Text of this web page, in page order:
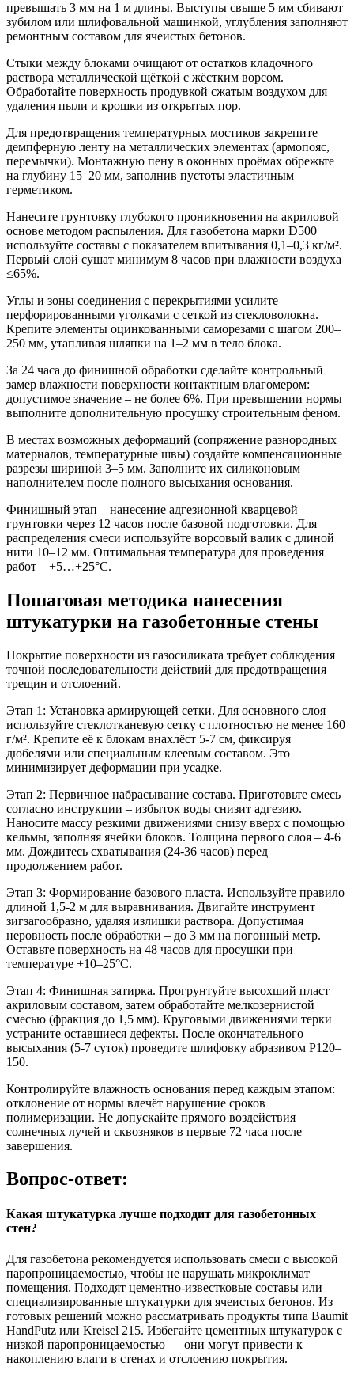
превышать 3 мм на 1 м длины. Выступы свыше 5 мм сбивают
зубилом или шлифовальной машинкой, углубления заполняют
ремонтным составом для ячеистых бетонов.
Стыки между блоками очищают от остатков кладочного
раствора металлической щёткой с жёстким ворсом.
Обработайте поверхность продувкой сжатым воздухом для
удаления пыли и крошки из открытых пор.
Для предотвращения температурных мостиков закрепите
демпферную ленту на металлических элементах (армопояс,
перемычки). Монтажную пену в оконных проёмах обрежьте
на глубину 15–20 мм, заполнив пустоты эластичным
герметиком.
Нанесите грунтовку глубокого проникновения на акриловой
основе методом распыления. Для газобетона марки D500
используйте составы с показателем впитывания 0,1–0,3 кг/м².
Первый слой сушат минимум 8 часов при влажности воздуха
≤65%.
Углы и зоны соединения с перекрытиями усилите
перфорированными уголками с сеткой из стекловолокна.
Крепите элементы оцинкованными саморезами с шагом 200–
250 мм, утапливая шляпки на 1–2 мм в тело блока.
За 24 часа до финишной обработки сделайте контрольный
замер влажности поверхности контактным влагомером:
допустимое значение – не более 6%. При превышении нормы
выполните дополнительную просушку строительным феном.
В местах возможных деформаций (сопряжение разнородных
материалов, температурные швы) создайте компенсационные
разрезы шириной 3–5 мм. Заполните их силиконовым
наполнителем после полного высыхания основания.
Финишный этап – нанесение адгезионной кварцевой
грунтовки через 12 часов после базовой подготовки. Для
распределения смеси используйте ворсовый валик с длиной
нити 10–12 мм. Оптимальная температура для проведения
работ – +5…+25°C.
Пошаговая методика нанесения
штукатурки на газобетонные стены
Покрытие поверхности из газосиликата требует соблюдения
точной последовательности действий для предотвращения
трещин и отслоений.
Этап 1: Установка армирующей сетки. Для основного слоя
используйте стеклотканевую сетку с плотностью не менее 160
г/м². Крепите её к блокам внахлёст 5-7 см, фиксируя
дюбелями или специальным клеевым составом. Это
минимизирует деформации при усадке.
Этап 2: Первичное набрасывание состава. Приготовьте смесь
согласно инструкции – избыток воды снизит адгезию.
Наносите массу резкими движениями снизу вверх с помощью
кельмы, заполняя ячейки блоков. Толщина первого слоя – 4-6
мм. Дождитесь схватывания (24-36 часов) перед
продолжением работ.
Этап 3: Формирование базового пласта. Используйте правило
длиной 1,5-2 м для выравнивания. Двигайте инструмент
зигзагообразно, удаляя излишки раствора. Допустимая
неровность после обработки – до 3 мм на погонный метр.
Оставьте поверхность на 48 часов для просушки при
температуре +10–25°C.
Этап 4: Финишная затирка. Прогрунтуйте высохший пласт
акриловым составом, затем обработайте мелкозернистой
смесью (фракция до 1,5 мм). Круговыми движениями терки
устраните оставшиеся дефекты. После окончательного
высыхания (5-7 суток) проведите шлифовку абразивом Р120–
150.
Контролируйте влажность основания перед каждым этапом:
отклонение от нормы влечёт нарушение сроков
полимеризации. Не допускайте прямого воздействия
солнечных лучей и сквозняков в первые 72 часа после
завершения.
Вопрос-ответ:
Какая штукатурка лучше подходит для газобетонных
стен?
Для газобетона рекомендуется использовать смеси с высокой
паропроницаемостью, чтобы не нарушать микроклимат
помещения. Подходят цементно-известковые составы или
специализированные штукатурки для ячеистых бетонов. Из
готовых решений можно рассматривать продукты типа Baumit
HandPutz или Kreisel 215. Избегайте цементных штукатурок с
низкой паропроницаемостью — они могут привести к
накоплению влаги в стенах и отслоению покрытия.